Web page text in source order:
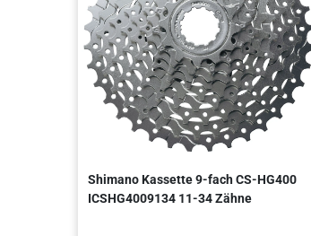
Shimano Kassette 9-fach CS-HG400
ICSHG4009134 11-34 Zähne